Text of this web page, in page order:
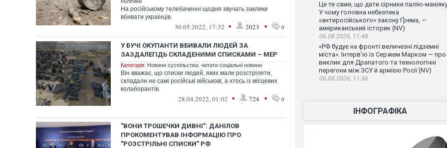
На російському телебаченні щодня звучать заклики
вбивати українців.
30.05.2022, 17:32 • 2023 • 0
У БУЧІ ОКУПАНТИ ВБИВАЛИ ЛЮДЕЙ ЗА
ЗАЗДАЛЕГІДЬ СКЛАДЕНИМИ СПИСКАМИ – МЕР
Категорія: Новини суспільства: читати соціальні новини
Він вважає, що списки людей, яких мали розстріляти,
складали не самі російські військові, а хтось із місцевих
колаборантів.
28.04.2022, 01:02 • 724 • 0
"ВОНИ ТРОШЕЧКИ ДИВНІ": ДАНІЛОВ
ПРОКОМЕНТУВАВ ІНФОРМАЦІЮ ПРО
"РОЗСТРІЛЬНІ СПИСКИ" РФ
Це те саме, що дати сірники палію-
У чому головна небезпека
«антиросійського» закону Ґрема, —
американський історик (NV)
06.08.2026, 11:48
«РФ будує на фронті величезні підземні
міста». Інтерв'ю із Сержем Марком — про
виклик для Драпатого та технологічні
перегони між ЗСУ й армією Росії (NV)
06.08.2026, 11:36
ІНФОГРАФІКА